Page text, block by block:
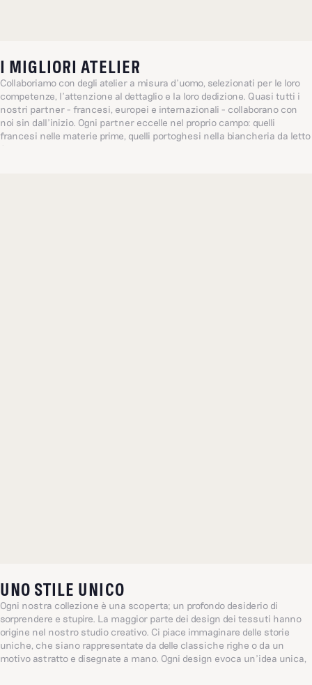
I MIGLIORI ATELIER
Collaboriamo con degli atelier a misura d’uomo, selezionati per le loro
competenze, l’attenzione al dettaglio e la loro dedizione. Quasi tutti i
nostri partner - francesi, europei e internazionali - collaborano con
noi sin dall’inizio. Ogni partner eccelle nel proprio campo: quelli
francesi nelle materie prime, quelli portoghesi nella biancheria da letto
(un’azienda centenaria a conduzione familiare, punto di riferimento
UNO STILE UNICO
Ogni nostra collezione è una scoperta; un profondo desiderio di
sorprendere e stupire. La maggior parte dei design dei tessuti hanno
origine nel nostro studio creativo. Ci piace immaginare delle storie
uniche, che siano rappresentate da delle classiche righe o da un
motivo astratto e disegnate a mano. Ogni design evoca un’idea unica,